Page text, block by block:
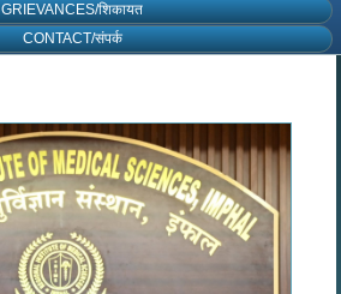
GRIEVANCES/शिकायत
CONTACT/संपर्क